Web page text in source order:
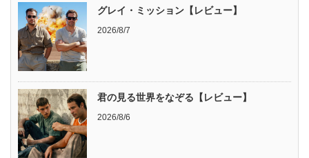
グレイ・ミッション【レビュー】
2026/8/7
君の見る世界をなぞる【レビュー】
2026/8/6